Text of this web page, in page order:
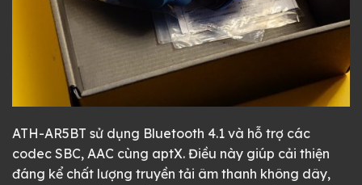
ATH-AR5BT sử dụng Bluetooth 4.1 và hỗ trợ các
codec SBC, AAC cùng aptX. Điều này giúp cải thiện
đáng kể chất lượng truyền tải âm thanh không dây,